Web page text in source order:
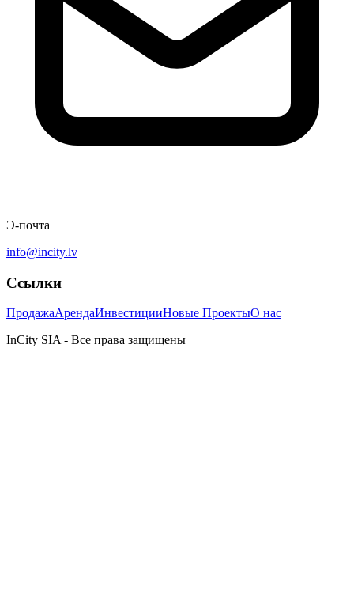
Э-почта
info@incity.lv
Ссылки
ПродажаАрендаИнвестицииНовые ПроектыО нас
InCity SIA - Все права защищены